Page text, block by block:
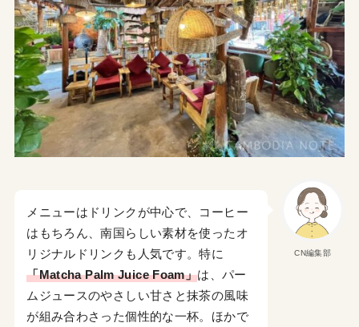
CN編集部
メニューはドリンクが中心で、コーヒー
はもちろん、南国らしい素材を使ったオ
リジナルドリンクも人気です。特に
「Matcha Palm Juice Foam」は、パー
ムジュースのやさしい甘さと抹茶の風味
が組み合わさった個性的な一杯。ほかで